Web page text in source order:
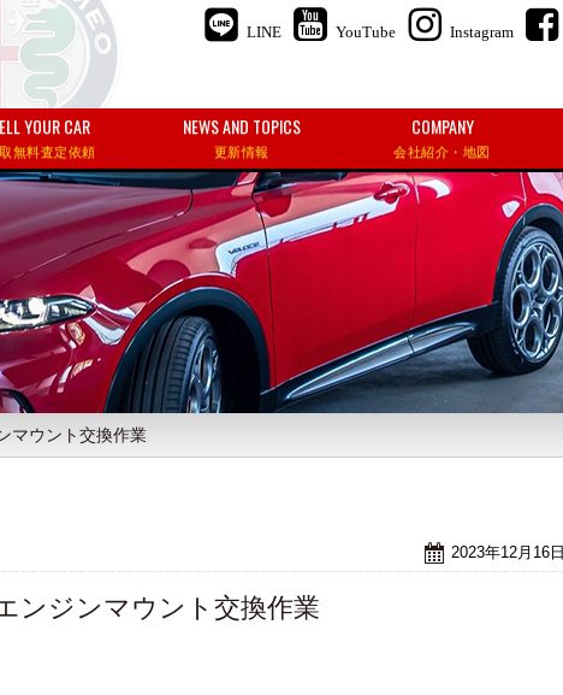
LINE YouTube Instagram
YOUR CAR
無料査定依頼
NEWS AND TOPICS
更新情報
COMPANY
会社紹介・地図
マウント交換作業
2023年12月16日
ンジンマウント交換作業